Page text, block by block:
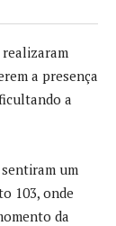
realizaram
a presença
a
um
103, onde
da